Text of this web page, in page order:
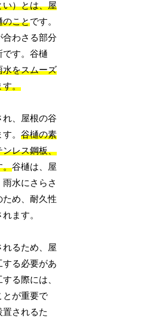
い）とは、屋
のことです。
合わさる部分
です。谷樋
水をスムーズ
す。
、屋根の谷
す。谷樋の素
ンレス鋼板、
。谷樋は、屋
水にさらさ
め、耐久性
ます。
るため、屋
る必要があ
る際には、
とが重要で
されるた